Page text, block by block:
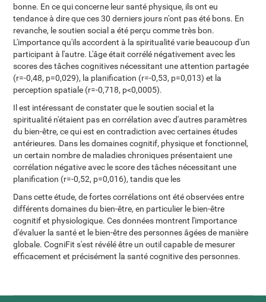
bonne. En ce qui concerne leur santé physique, ils ont eu
tendance à dire que ces 30 derniers jours n'ont pas été bons. En
revanche, le soutien social a été perçu comme très bon.
L'importance qu'ils accordent à la spiritualité varie beaucoup d'un
participant à l'autre. L'âge était corrélé négativement avec les
scores des tâches cognitives nécessitant une attention partagée
(r=-0,48, p=0,029), la planification (r=-0,53, p=0,013) et la
perception spatiale (r=-0,718, p<0,0005).
Il est intéressant de constater que le soutien social et la
spiritualité n'étaient pas en corrélation avec d'autres paramètres
du bien-être, ce qui est en contradiction avec certaines études
antérieures. Dans les domaines cognitif, physique et fonctionnel,
un certain nombre de maladies chroniques présentaient une
corrélation négative avec le score des tâches nécessitant une
planification (r=-0,52, p=0,016), tandis que les
Dans cette étude, de fortes corrélations ont été observées entre
différents domaines du bien-être, en particulier le bien-être
cognitif et physiologique. Ces données montrent l'importance
d'évaluer la santé et le bien-être des personnes âgées de manière
globale. CogniFit s'est révélé être un outil capable de mesurer
efficacement et précisément la santé cognitive des personnes.